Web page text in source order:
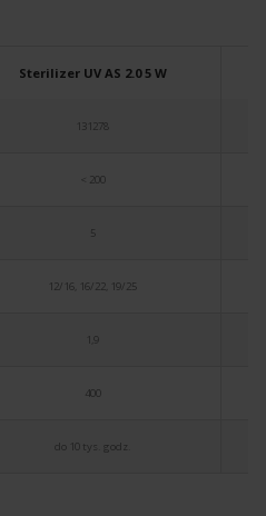
Sterilizer UV AS 2.0 5 W
131278
< 200
5
12/16, 16/22, 19/25
1,9
400
do 10 tys. godz.